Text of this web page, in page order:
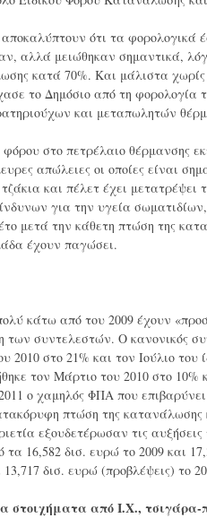
ότι τα
αλλά μειώθηκαν σημαντικά,
κατά 70%. Και μάλιστα
το Δημόσιο από τη φορολογία
και μεταπωλητών
στο πετρέλαιο θέρμανσης
απώλειες οι οποίες είναι
και πέλετ έχει
για την υγεία
μετά την κάθετη πτώση της
έχουν παγώσει.
κάτω από του 2009 έχουν
των συντελεστών. Ο κανονικός
2010 στο 21% και τον Ιούλιο
τον Μάρτιο του 2010 στο 10%
ο χαμηλός ΦΠΑ που
πτώση της κατανάλωσης
εξουδετέρωσαν τις
16,582 δισ. ευρώ το 2009 και
δισ. ευρώ (προβλέψεις) το
στοιχήματα από Ι.Χ., τσιγάρα-